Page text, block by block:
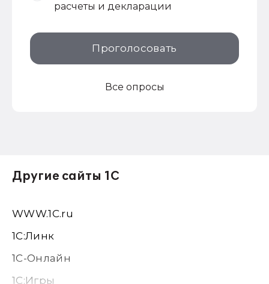
расчеты и декларации
Проголосовать
Все опросы
Другие сайты 1С
WWW.1С.ru
1С:Линк
1С-Онлайн
1C:Игры